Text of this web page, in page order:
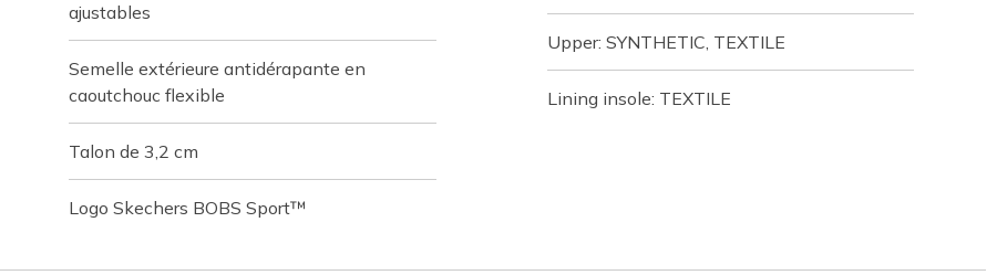
ajustables
Semelle extérieure antidérapante en
caoutchouc flexible
Talon de 3,2 cm
Logo Skechers BOBS Sport™
Upper: SYNTHETIC, TEXTILE
Lining insole: TEXTILE